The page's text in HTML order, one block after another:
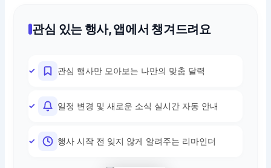
관심 있는 행사, 앱에서 챙겨드려요
관심 행사만 모아보는 나만의 맞춤 달력
일정 변경 및 새로운 소식 실시간 자동 안내
행사 시작 전 잊지 않게 알려주는 리마인더